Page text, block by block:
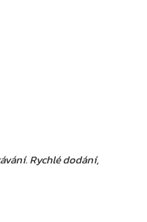
Rychlé dodání,